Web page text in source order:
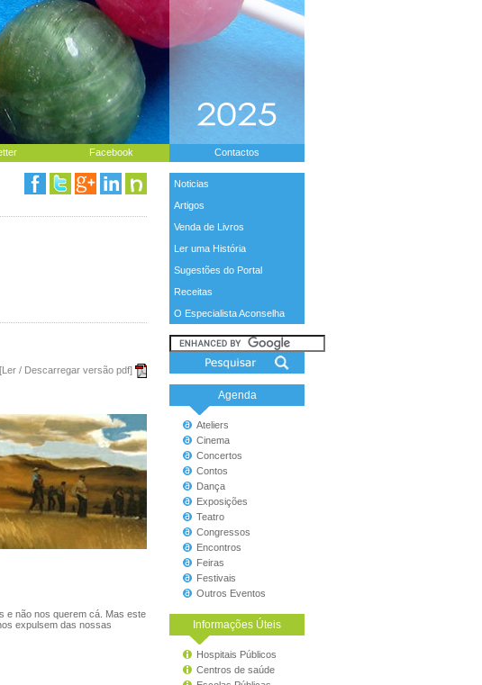
Facebook Contactos
Noticias
Artigos
Venda de Livros
Ler uma História
Sugestões do Portal
Receitas
O Especialista Aconselha
Agenda
Ateliers
Cinema
Concertos
Contos
Dança
Exposições
Teatro
Congressos
Encontros
Feiras
Festivais
Outros Eventos
Informações Úteis
Hospitais Públicos
Centros de saúde
[Ler / Descarregar versão pdf]
não nos querem cá. Mas este
expulsem das nossas